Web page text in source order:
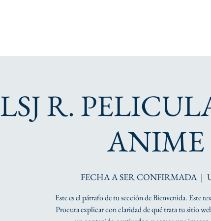
LSJ R.
ANIME
FECHA A SER CONFIRMADA
  |
Este es el párrafo de tu sección de Bienvenida. Este
Procura explicar con claridad de qué trata tu sitio